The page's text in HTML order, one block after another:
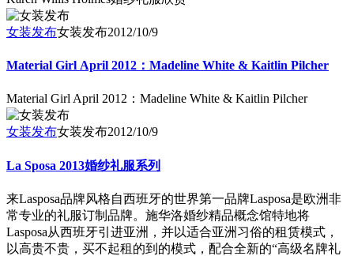
女装发布女装发布2012/10/9
Material Girl April 2012：Madeline White & Kaitlin Pilcher
Material Girl April 2012：Madeline White & Kaitlin Pilcher
女装发布女装发布2012/10/9
La Sposa 2013婚纱礼服系列
来Lasposa品牌风格自西班牙的世界第一品牌Lasposa是欧洲非
常专业的礼服订制品牌。施华洛婚纱精品概念馆特地将
Lasposa从西班牙引进亚洲，并以适合亚洲习俗的租赁模式，
以高贵不贵，买不起租的到的模式，配合全新的“高级名牌礼